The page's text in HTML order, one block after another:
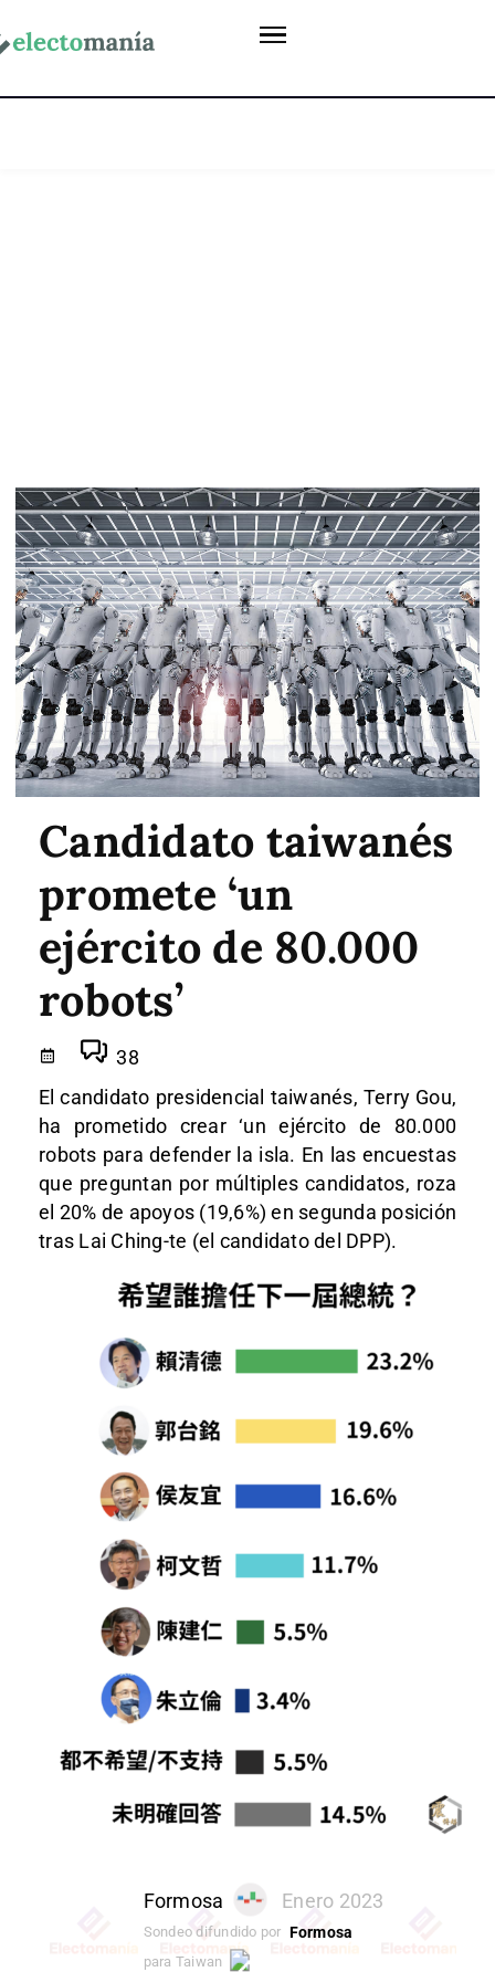
Candidato taiwanés
promete ‘un
ejército de 80.000
robots’
38
El candidato presidencial taiwanés, Terry Gou,
ha prometido crear ‘un ejército de 80.000
robots para defender la isla. En las encuestas
que preguntan por múltiples candidatos, roza
el 20% de apoyos (19,6%) en segunda posición
tras Lai Ching-te (el candidato del DPP).
Formosa Enero 2023
Sondeo difundido por Formosa
para Taiwan